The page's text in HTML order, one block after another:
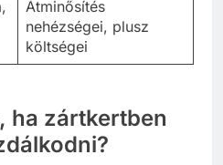
Átminősítés
nehézségei, plusz
költségei
ha zártkertben